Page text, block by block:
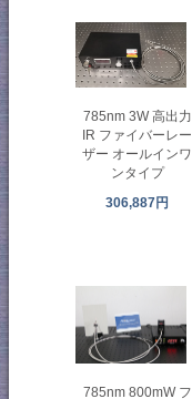
785nm 3W 高出力
IR ファイバーレー
ザー オールインワ
ンタイプ
306,887円
785nm 800mW フ